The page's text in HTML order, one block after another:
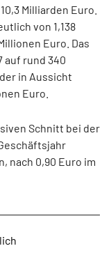
Milliarden Euro.
von 1,138
Euro. Das
auf rund 340
in Aussicht
Euro.
Schnitt bei der
nach 0,90 Euro im